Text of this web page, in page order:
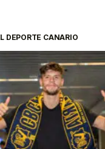
DEPORTE CANARIO